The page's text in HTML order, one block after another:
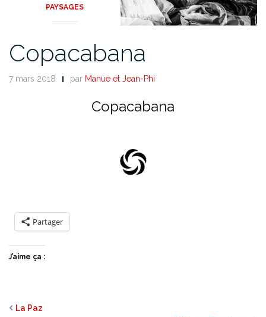
PAYSAGES
Copacabana
7 mars 2018 par Manue et Jean-Phi
Copacabana
Partager
J’aime ça :
La Paz